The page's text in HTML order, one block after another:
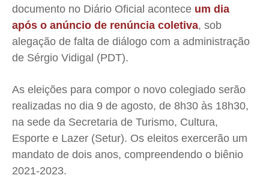
Cultura
Colunas
Jr Mignone (in memorian)
Wanda Sily
Publicidade Legal
Cultura
Colunas
Jr Mignone (in memorian)
Wanda Sily
Publicidade Legal
Cultura
Colunas
Jr Mignone (in memorian)
Wanda Sily
Publicidade Legal
Cultura
Colunas
Jr Mignone (in memorian)
Wanda Sily
Publicidade Legal
documento no Diário Oficial acontece um dia
após o anúncio de renúncia coletiva, sob
alegação de falta de diálogo com a administração
de Sérgio Vidigal (PDT).
As eleições para compor o novo colegiado serão
realizadas no dia 9 de agosto, de 8h30 às 18h30,
na sede da Secretaria de Turismo, Cultura,
Esporte e Lazer (Setur). Os eleitos exercerão um
mandato de dois anos, compreendendo o biênio
2021-2023.